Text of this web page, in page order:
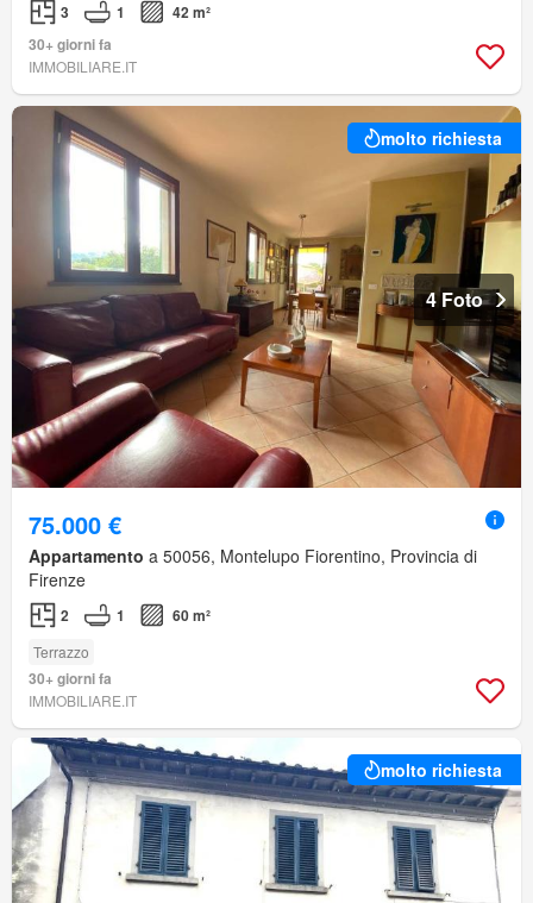
3 1
42 m²
30+ giorni fa
IMMOBILIARE.IT
molto richiesta
4 Foto
75.000 €
Appartamento a 50056, Montelupo Fiorentino, Provincia di
Firenze
2 1 60 m²
Terrazzo
30+ giorni fa
IMMOBILIARE.IT
molto richiesta